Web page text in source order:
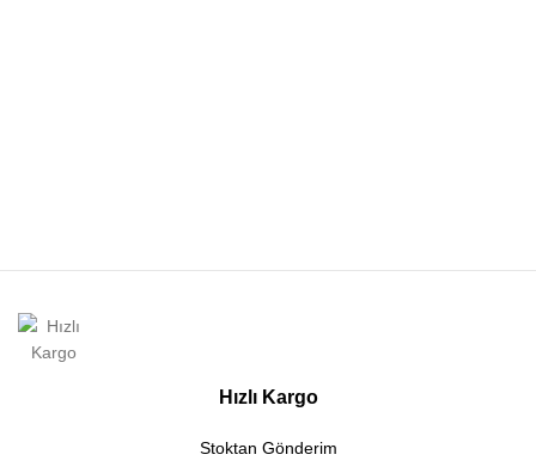
Hızlı Kargo
Stoktan Gönderim